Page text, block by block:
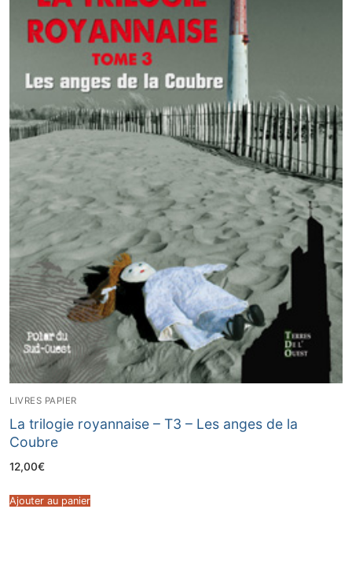
LIVRES PAPIER
La trilogie royannaise – T3 – Les anges de la
Coubre
12,00€
Ajouter au panier